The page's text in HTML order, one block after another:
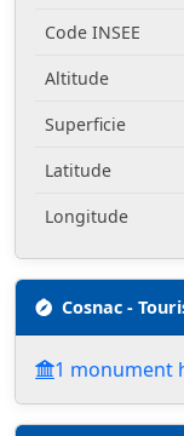
Code INSEE
Altitude
Superficie
Latitude
Longitude
Cosnac -
1 monument